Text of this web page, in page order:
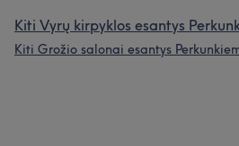
Kiti Vyrų kirpyklos esantys
Kiti Grožio salonai esantys